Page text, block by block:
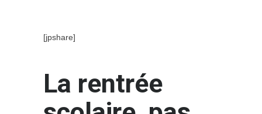
[jpshare]
La rentrée